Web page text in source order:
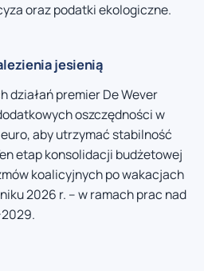
oraz podatki ekologiczne.
jesienią
działań premier De Wever
oszczędności w
aby utrzymać stabilność
etap konsolidacji budżetowej
koalicyjnych po wakacjach
2026 r. – w ramach prac nad